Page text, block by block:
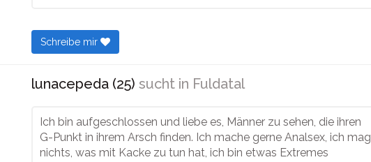
Schreibe mir
lunacepeda (25) sucht in Fuldatal
Ich bin aufgeschlossen und liebe es, Männer zu sehen, die ihren
G-Punkt in ihrem Arsch finden. Ich mache gerne Analsex, ich mag
nichts, was mit Kacke zu tun hat, ich bin etwas Extremes